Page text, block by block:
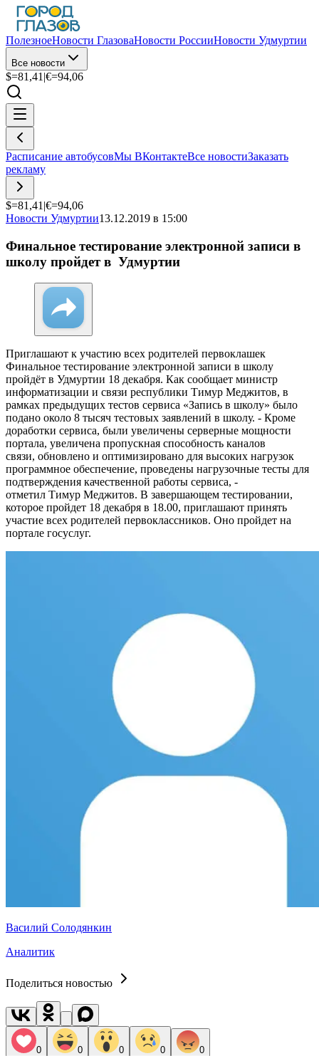
ПолезноеНовости ГлазоваНовости РоссииНовости Удмуртии
Все новости
$=81,41 |€=94,06
Расписание автобусовМы ВКонтактеВсе новостиЗаказать
рекламу
$=81,41 |€=94,06
Новости Удмуртии13.12.2019 в 15:00
Финальное тестирование электронной записи в
школу пройдет в Удмуртии
Приглашают к участию всех родителей первоклашек
Финальное тестирование электронной записи в школу
пройдёт в Удмуртии 18 декабря. Как сообщает министр
информатизации и связи республики Тимур Меджитов, в
рамках предыдущих тестов сервиса «Запись в школу» было
подано около 8 тысяч тестовых заявлений в школу. - Кроме
доработки сервиса, были увеличены серверные мощности
портала, увеличена пропускная способность каналов
связи, обновлено и оптимизировано для высоких нагрузок
программное обеспечение, проведены нагрузочные тесты для
подтверждения качественной работы сервиса, -
отметил Тимур Меджитов. В завершающем тестировании,
которое пройдет 18 декабря в 18.00, приглашают принять
участие всех родителей первоклассников. Оно пройдет на
портале госуслуг.
Василий Солодянкин
Аналитик
Поделиться новостью
0 0 0 0 0